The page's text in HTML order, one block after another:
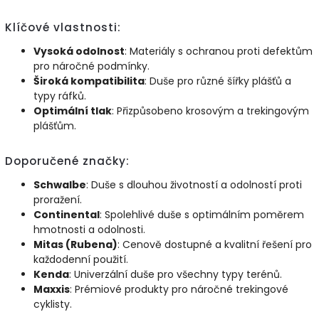
Klíčové vlastnosti:
Vysoká odolnost: Materiály s ochranou proti defektům
pro náročné podmínky.
Široká kompatibilita: Duše pro různé šířky plášťů a
typy ráfků.
Optimální tlak: Přizpůsobeno krosovým a trekingovým
plášťům.
Doporučené značky:
Schwalbe: Duše s dlouhou životností a odolností proti
proražení.
Continental: Spolehlivé duše s optimálním poměrem
hmotnosti a odolnosti.
Mitas (Rubena): Cenově dostupné a kvalitní řešení pro
každodenní použití.
Kenda: Univerzální duše pro všechny typy terénů.
Maxxis: Prémiové produkty pro náročné trekingové
cyklisty.